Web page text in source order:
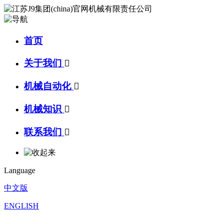
首页
关于我们 
机械自动化 
机械知识 
联系我们 
Language
中文版
ENGLISH